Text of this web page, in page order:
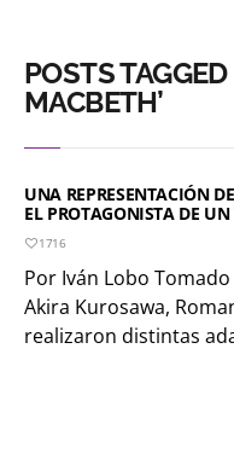
POSTS
MACBETH’
UNA REPRESENTACIÓN
EL PROTAGONISTA DE
1716
Por Iván Lobo
Akira Kurosawa,
realizaron distintas